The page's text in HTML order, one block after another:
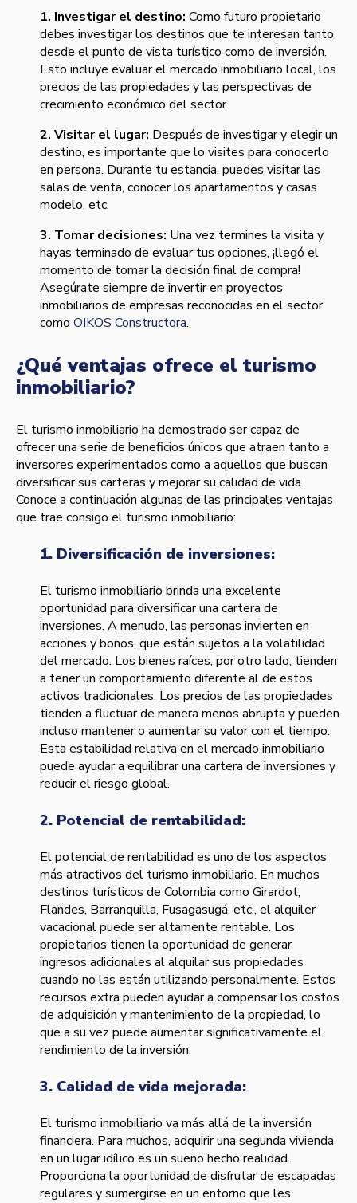
1. Investigar el destino: Como futuro propietario
debes investigar los destinos que te interesan tanto
desde el punto de vista turístico como de inversión.
Esto incluye evaluar el mercado inmobiliario local, los
precios de las propiedades y las perspectivas de
crecimiento económico del sector.
2. Visitar el lugar: Después de investigar y elegir un
destino, es importante que lo visites para conocerlo
en persona. Durante tu estancia, puedes visitar las
salas de venta, conocer los apartamentos y casas
modelo, etc.
3. Tomar decisiones: Una vez termines la visita y
hayas terminado de evaluar tus opciones, ¡llegó el
momento de tomar la decisión final de compra!
Asegúrate siempre de invertir en proyectos
inmobiliarios de empresas reconocidas en el sector
como OIKOS Constructora.
¿Qué ventajas ofrece el turismo
inmobiliario?
El turismo inmobiliario ha demostrado ser capaz de
ofrecer una serie de beneficios únicos que atraen tanto a
inversores experimentados como a aquellos que buscan
diversificar sus carteras y mejorar su calidad de vida.
Conoce a continuación algunas de las principales ventajas
que trae consigo el turismo inmobiliario:
1. Diversificación de inversiones:
El turismo inmobiliario brinda una excelente
oportunidad para diversificar una cartera de
inversiones. A menudo, las personas invierten en
acciones y bonos, que están sujetos a la volatilidad
del mercado. Los bienes raíces, por otro lado, tienden
a tener un comportamiento diferente al de estos
activos tradicionales. Los precios de las propiedades
tienden a fluctuar de manera menos abrupta y pueden
incluso mantener o aumentar su valor con el tiempo.
Esta estabilidad relativa en el mercado inmobiliario
puede ayudar a equilibrar una cartera de inversiones y
reducir el riesgo global.
2. Potencial de rentabilidad:
El potencial de rentabilidad es uno de los aspectos
más atractivos del turismo inmobiliario. En muchos
destinos turísticos de Colombia como Girardot,
Flandes, Barranquilla, Fusagasugá, etc., el alquiler
vacacional puede ser altamente rentable. Los
propietarios tienen la oportunidad de generar
ingresos adicionales al alquilar sus propiedades
cuando no las están utilizando personalmente. Estos
recursos extra pueden ayudar a compensar los costos
de adquisición y mantenimiento de la propiedad, lo
que a su vez puede aumentar significativamente el
rendimiento de la inversión.
3. Calidad de vida mejorada:
El turismo inmobiliario va más allá de la inversión
financiera. Para muchos, adquirir una segunda vivienda
en un lugar idílico es un sueño hecho realidad.
Proporciona la oportunidad de disfrutar de escapadas
regulares y sumergirse en un entorno que les